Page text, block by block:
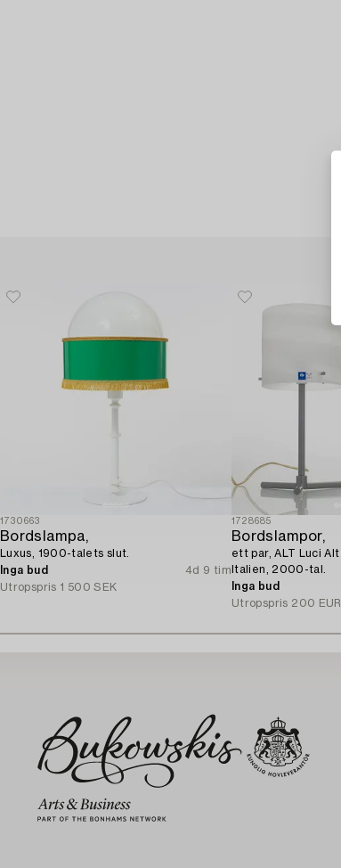
1730663
Bordslampa,
Luxus, 1900-talets slut.
Inga bud
4d 9 tim
Utropspris 1 500 SEK
1728685
Bordslampor,
ett par, ALT Luci
Italien, 2000-tal.
Inga bud
Utropspris 200 EUR